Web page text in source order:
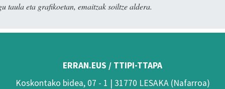
taula eta grafikoetan, emaitzak soiltze aldera.
ERRAN.EUS / TTIPI-TTAPA
Koskontako bidea, 07 - 1 | 31770 LESAKA (Nafarroa)